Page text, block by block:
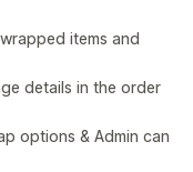
items and
details in the order
options & Admin can